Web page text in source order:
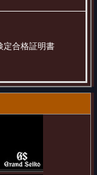
定合格証明書